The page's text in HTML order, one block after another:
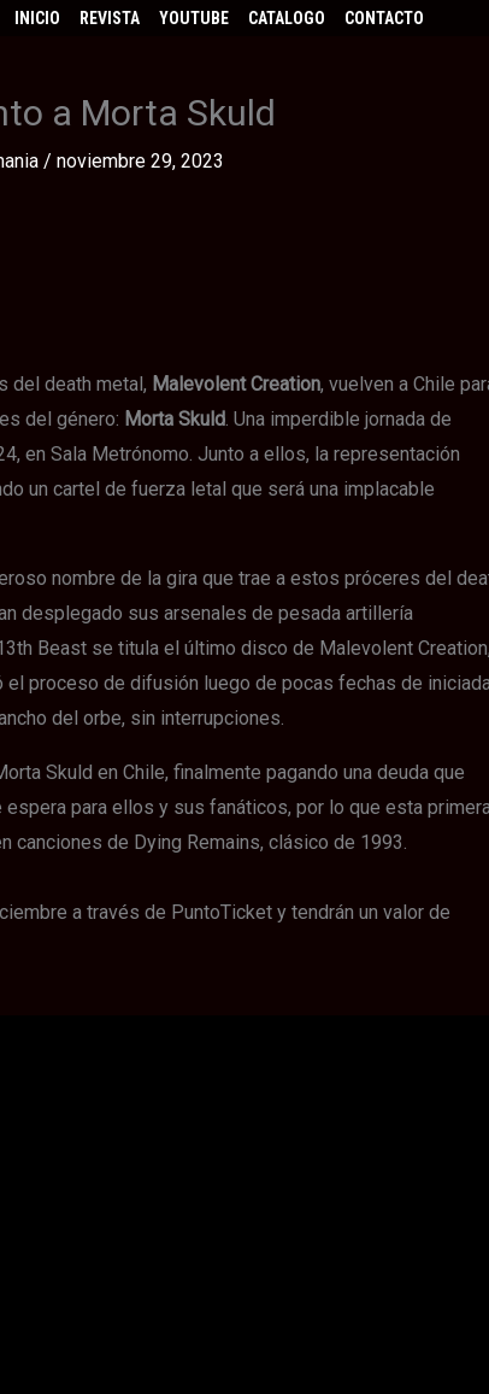
INICIO REVISTA YOUTUBE CATALOGO CONTACTO
a Morta Skuld
/ noviembre 29, 2023
del death metal, Malevolent Creation, vuelven a Chile
del género: Morta Skuld. Una imperdible jornada de
en Sala Metrónomo. Junto a ellos, la representación
un cartel de fuerza letal que será una implacable
nombre de la gira que trae a estos próceres del
desplegado sus arsenales de pesada artillería
Beast se titula el último disco de Malevolent
el proceso de difusión luego de pocas fechas de
del orbe, sin interrupciones.
Skuld en Chile, finalmente pagando una deuda que
para ellos y sus fanáticos, por lo que esta
de Dying Remains, clásico de 1993.
a través de PuntoTicket y tendrán un valor de